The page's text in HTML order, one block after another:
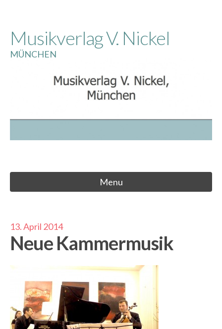
content
Musikverlag V. Nickel
MÜNCHEN
Menu
13. April 2014
Neue Kammermusik